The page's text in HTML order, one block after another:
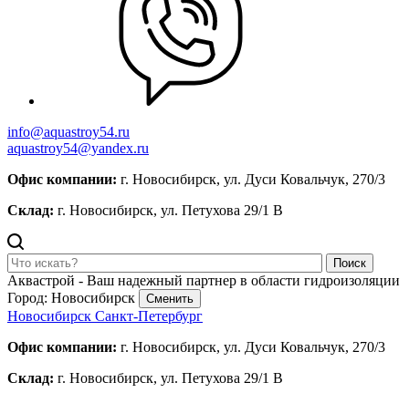
info@aquastroy54.ru
aquastroy54@yandex.ru
Офис компании: г. Новосибирск, ул. Дуси Ковальчук, 270/3
Склад: г. Новосибирск, ул. Петухова 29/1 В
Поиск
Аквастрой - Ваш надежный партнер в области гидроизоляции
Город: Новосибирск
Сменить
Новосибирск Санкт-Петербург
Офис компании: г. Новосибирск, ул. Дуси Ковальчук, 270/3
Склад: г. Новосибирск, ул. Петухова 29/1 В